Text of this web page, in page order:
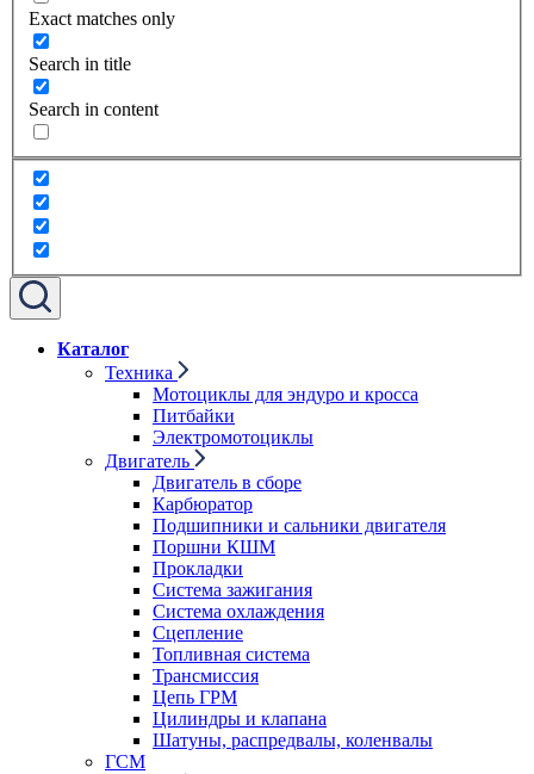
Exact matches only
Search in title
Search in content
Каталог
Техника
Мотоциклы для эндуро и кросса
Питбайки
Электромотоциклы
Двигатель
Двигатель в сборе
Карбюратор
Подшипники и сальники двигателя
Поршни КШМ
Прокладки
Система зажигания
Система охлаждения
Сцепление
Топливная система
Трансмиссия
Цепь ГРМ
Цилиндры и клапана
Шатуны, распредвалы, коленвалы
ГСМ